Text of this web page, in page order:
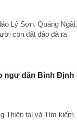
Lý Sơn, Quảng Ngãi,
con đất đảo đã ra
ngư dân Bình Định
Thiên tai và Tìm kiếm